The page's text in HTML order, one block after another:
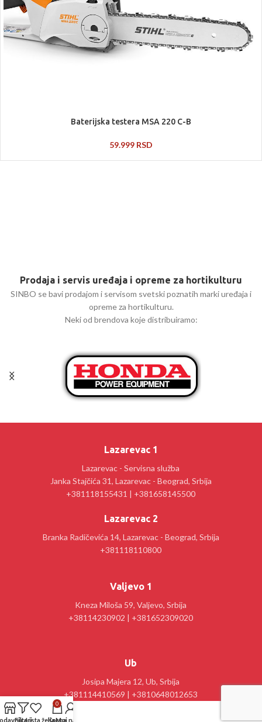
Baterijska testera MSA 220 C-B
59.999 RSD
Prodaja i servis uređaja i opreme za hortikulturu
SINBO se bavi prodajom i servisom svetski poznatih marki uređaja i
opreme za hortikulturu.
Neki od brendova koje distribuiramo:
Lazarevac 1
Lazarevac - Servisna služba
Janka Stajčića 31, Lazarevac - Beograd, Srbija
+381118155431 | +381658145500
Lazarevac 2
Branka Radičevića 14, Lazarevac - Beograd, Srbija
+381118110800
Valjevo 1
Kneza Miloša 59, Valjevo, Srbija
+38114230902 | +381652309020
Ub
Josipa Majera 12, Ub, Srbija
+381114410569 | +3810648012653
FilteriLista želja
0
Korpa
Moj nalog